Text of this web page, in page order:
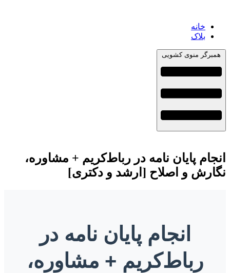
خانه
بلاک
همبرگر منوی کشویی
انجام پایان نامه در رباط‌کریم + مشاوره،
نگارش و اصلاح [ارشد و دکتری]
انجام پایان نامه در
رباط‌کریم + مشاوره،